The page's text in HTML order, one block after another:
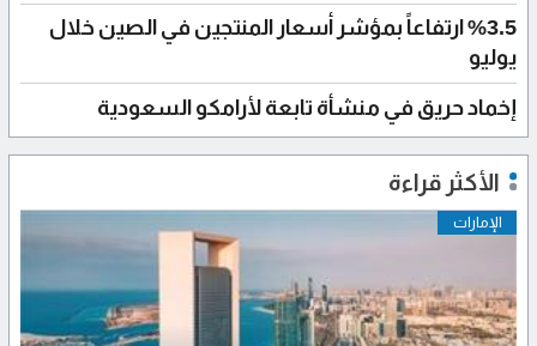
%3.5 ارتفاعاً بمؤشر أسعار المنتجين في الصين خلال
يوليو
إخماد حريق في منشأة تابعة لأرامكو السعودية
الأكثر قراءة
الإمارات